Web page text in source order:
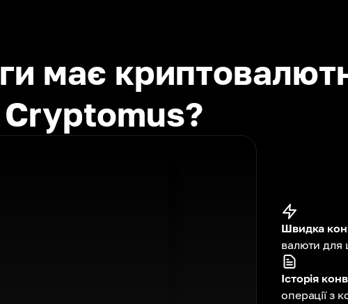
має
Швидка
валюти для
Історія
операції з